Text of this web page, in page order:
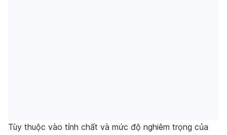
Tùy thuộc vào tính chất và mức độ nghiêm trọng của